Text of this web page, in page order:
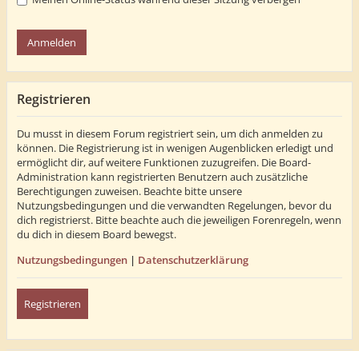
Registrieren
Du musst in diesem Forum registriert sein, um dich anmelden zu
können. Die Registrierung ist in wenigen Augenblicken erledigt und
ermöglicht dir, auf weitere Funktionen zuzugreifen. Die Board-
Administration kann registrierten Benutzern auch zusätzliche
Berechtigungen zuweisen. Beachte bitte unsere
Nutzungsbedingungen und die verwandten Regelungen, bevor du
dich registrierst. Bitte beachte auch die jeweiligen Forenregeln, wenn
du dich in diesem Board bewegst.
Nutzungsbedingungen | Datenschutzerklärung
Registrieren